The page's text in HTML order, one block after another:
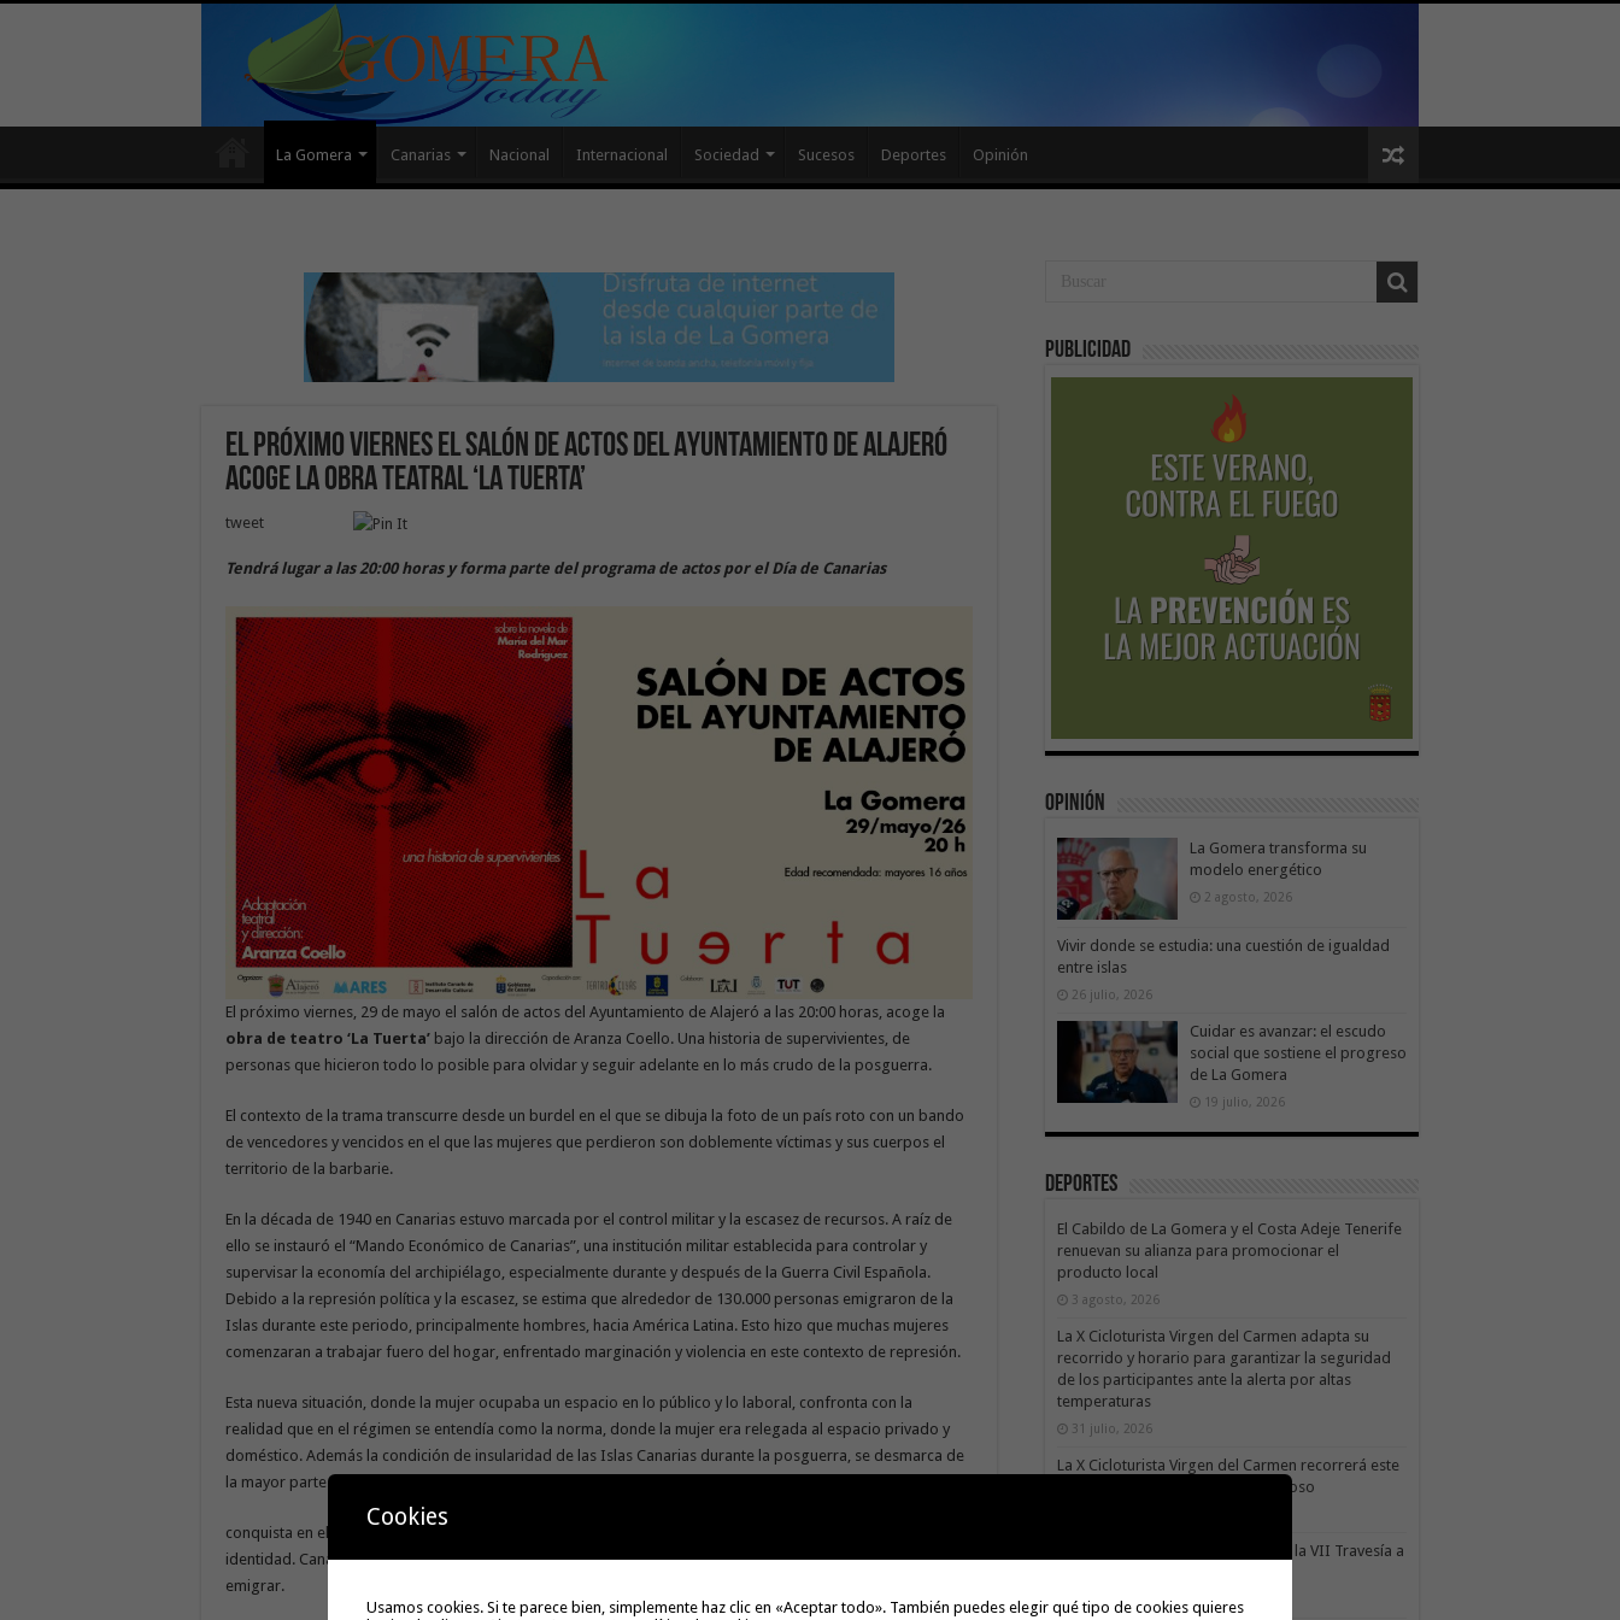
La Gomera Canarias Nacional Internacional Sociedad Sucesos Deportes Opinión
El próximo viernes el salón de actos del Ayuntamiento de Alajeró
acoge la obra teatral ‘La Tuerta’
tweet
Tendrá lugar a las 20:00 horas y forma parte del programa de actos por el Día de Canarias
El próximo viernes, 29 de mayo el salón de actos del Ayuntamiento de Alajeró a las 20:00 horas, acoge la
obra de teatro ‘La Tuerta’ bajo la dirección de Aranza Coello. Una historia de supervivientes, de
personas que hicieron todo lo posible para olvidar y seguir adelante en lo más crudo de la posguerra.
El contexto de la trama transcurre desde un burdel en el que se dibuja la foto de un país roto con un bando
de vencedores y vencidos en el que las mujeres que perdieron son doblemente víctimas y sus cuerpos el
territorio de la barbarie.
En la década de 1940 en Canarias estuvo marcada por el control militar y la escasez de recursos. A raíz de
ello se instauró el “Mando Económico de Canarias”, una institución militar establecida para controlar y
supervisar la economía del archipiélago, especialmente durante y después de la Guerra Civil Española.
Debido a la represión política y la escasez, se estima que alrededor de 130.000 personas emigraron de la
Islas durante este periodo, principalmente hombres, hacia América Latina. Esto hizo que muchas mujeres
comenzaran a trabajar fuero del hogar, enfrentado marginación y violencia en este contexto de represión.
Esta nueva situación, donde la mujer ocupaba un espacio en lo público y lo laboral, confronta con la
realidad que en el régimen se entendía como la norma, donde la mujer era relegada al espacio privado y
doméstico. Además la condición de insularidad de las Islas Canarias durante la posguerra, se desmarca de
la mayor parte de España. En parte por la huella colonial del archipiélago desde su
conquista en el siglo XV, que no solo ha condicionado la historia de las islas, sino que ha atravesado su
identidad. Canarias se constituía como un laberinto sin salida para muchos isleños que no pudieron
emigrar.
Publicidad
Opinión
La Gomera transforma su
modelo energético
2 agosto, 2026
Vivir donde se estudia: una cuestión de igualdad
entre islas
26 julio, 2026
Cuidar es avanzar: el escudo
social que sostiene el progreso
de La Gomera
19 julio, 2026
Deportes
El Cabildo de La Gomera y el Costa Adeje Tenerife
renuevan su alianza para promocionar el
producto local
3 agosto, 2026
La X Cicloturista Virgen del Carmen adapta su
recorrido y horario para garantizar la seguridad
de los participantes ante la alerta por altas
temperaturas
31 julio, 2026
La X Cicloturista Virgen del Carmen recorrerá este
sábado los paisajes de Vallehermoso
Valle Gran Rey acoge este sábado la VII Travesía a
30 julio, 2026
Cookies
Usamos cookies. Si te parece bien, simplemente haz clic en «Aceptar todo». También puedes elegir qué tipo de cookies quieres